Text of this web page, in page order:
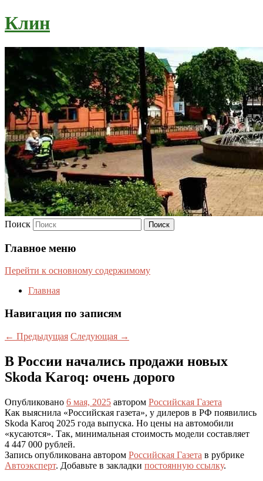
Клин
Поиск
Главное меню
Перейти к основному содержимому
Главная
Навигация по записям
← Предыдущая Следующая →
В России начались продажи новых
Skoda Karoq: очень дорого
Опубликовано 6 мая, 2025 автором Российская Газета
Как выяснила «Российская газета», у дилеров в РФ появились
Skoda Karoq 2025 года выпуска. Но цены на автомобили
«кусаются». Так, минимальная стоимость модели составляет
4 447 000 рублей.
Запись опубликована автором Российская Газета в рубрике
Автоэксперт. Добавьте в закладки постоянную ссылку.